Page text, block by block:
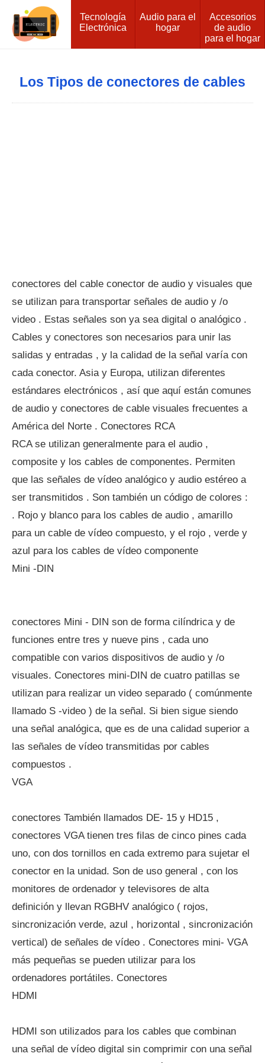
Tecnología
Electrónica
Audio para el
hogar
Accesorios
de audio
para el hogar
Los Tipos de conectores de cables
conectores del cable conector de audio y visuales que
se utilizan para transportar señales de audio y /o
video . Estas señales son ya sea digital o analógico .
Cables y conectores son necesarios para unir las
salidas y entradas , y la calidad de la señal varía con
cada conector. Asia y Europa, utilizan diferentes
estándares electrónicos , así que aquí están comunes
de audio y conectores de cable visuales frecuentes a
América del Norte . Conectores RCA
RCA se utilizan generalmente para el audio ,
composite y los cables de componentes. Permiten
que las señales de vídeo analógico y audio estéreo a
ser transmitidos . Son también un código de colores :
. Rojo y blanco para los cables de audio , amarillo
para un cable de vídeo compuesto, y el rojo , verde y
azul para los cables de vídeo componente
Mini -DIN
conectores Mini - DIN son de forma cilíndrica y de
funciones entre tres y nueve pins , cada uno
compatible con varios dispositivos de audio y /o
visuales. Conectores mini-DIN de cuatro patillas se
utilizan para realizar un video separado ( comúnmente
llamado S -video ) de la señal. Si bien sigue siendo
una señal analógica, que es de una calidad superior a
las señales de vídeo transmitidas por cables
compuestos .
VGA
conectores También llamados DE- 15 y HD15 ,
conectores VGA tienen tres filas de cinco pines cada
uno, con dos tornillos en cada extremo para sujetar el
conector en la unidad. Son de uso general , con los
monitores de ordenador y televisores de alta
definición y llevan RGBHV analógico ( rojos,
sincronización verde, azul , horizontal , sincronización
vertical) de señales de vídeo . Conectores mini- VGA
más pequeñas se pueden utilizar para los
ordenadores portátiles. Conectores
HDMI
HDMI son utilizados para los cables que combinan
una señal de vídeo digital sin comprimir con una señal